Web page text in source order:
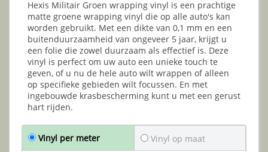
Hexis Militair Groen wrapping vinyl is een prachtige
matte groene wrapping vinyl die op alle auto's kan
worden gebruikt. Met een dikte van 0,1 mm en een
buitenduurzaamheid van ongeveer 5 jaar, krijgt u
een folie die zowel duurzaam als effectief is. Deze
vinyl is perfect om uw auto een unieke touch te
geven, of u nu de hele auto wilt wrappen of alleen
op specifieke gebieden wilt focussen. En met
ingebouwde krasbescherming kunt u met een gerust
hart rijden.
Vinyl per meter Vinyl op maat